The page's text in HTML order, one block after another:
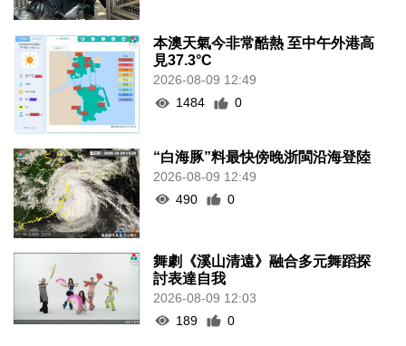
本澳天氣今非常酷熱 至中午外港高
見37.3°C
2026-08-09 12:49
1484
0
“白海豚”料最快傍晚浙閩沿海登陸
2026-08-09 12:49
490
0
舞劇《溪山清遠》融合多元舞蹈探
討表達自我
2026-08-09 12:03
189
0